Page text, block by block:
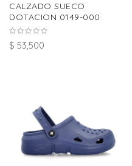
CALZADO SUECO
DOTACION 0149-000
$ 53,500